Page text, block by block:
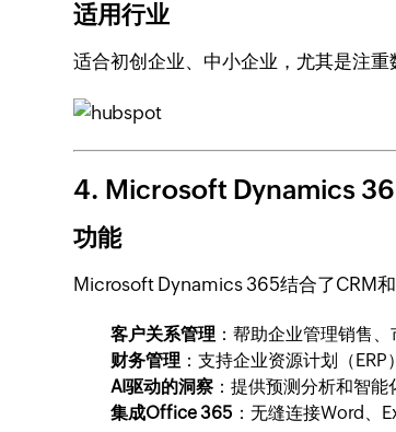
适用行业
适合初创企业、中小企业，尤其是注重
4. Microsoft Dynamics
功能
Microsoft Dynamics 365结合了CRM和
客户关系管理 ：帮助企业管理销售
财务管理 ：支持企业资源计划（
AI驱动的洞察 ：提供预测分析和智
集成Office 365 ：无缝连接Word、